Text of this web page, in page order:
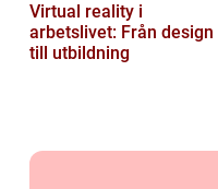
Virtual reality i
arbetslivet: Från design
till utbildning